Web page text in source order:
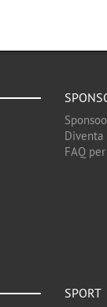
Diventa
FAQ
SPORT